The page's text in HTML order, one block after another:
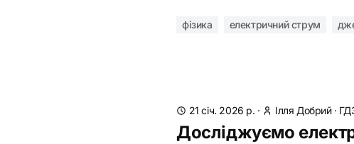
фізика електричний струм
21 січ. 2026 р. · Ілля Добрий·
Досліджуємо